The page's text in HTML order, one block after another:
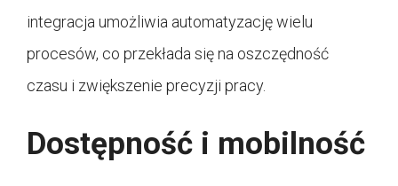
integracja umożliwia automatyzację wielu
procesów, co przekłada się na oszczędność
czasu i zwiększenie precyzji pracy.
Dostępność i mobilność